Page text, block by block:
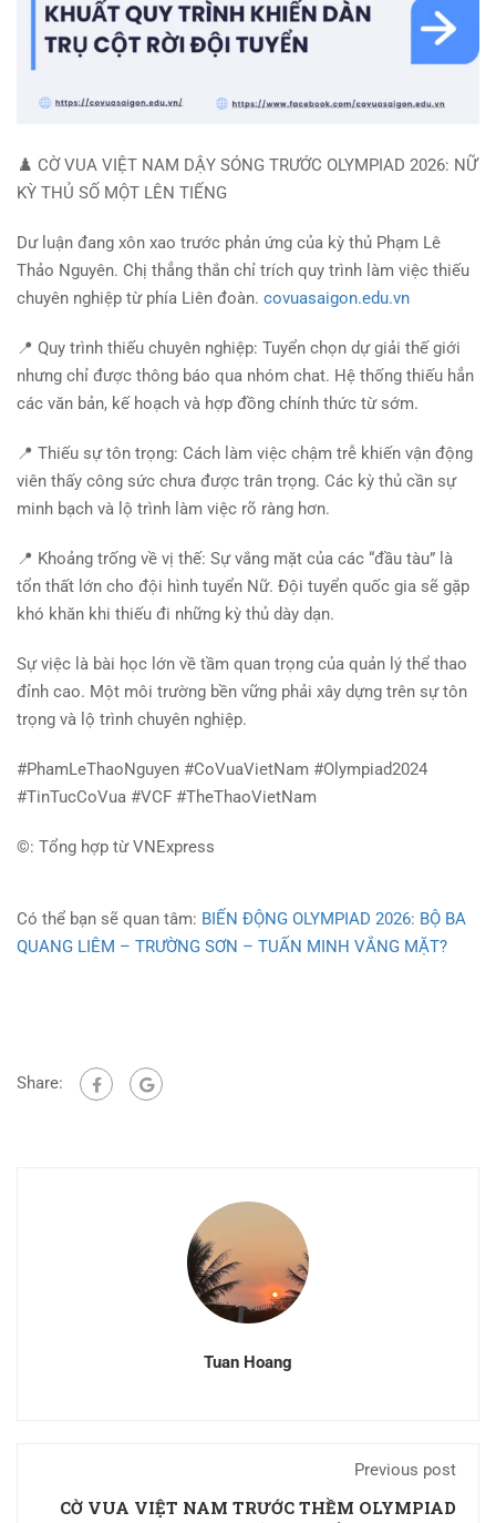
♟️ CỜ VUA VIỆT NAM DẬY SÓNG TRƯỚC OLYMPIAD 2026: NỮ
KỲ THỦ SỐ MỘT LÊN TIẾNG
Dư luận đang xôn xao trước phản ứng của kỳ thủ Phạm Lê
Thảo Nguyên. Chị thẳng thắn chỉ trích quy trình làm việc thiếu
chuyên nghiệp từ phía Liên đoàn. covuasaigon.edu.vn
📍 Quy trình thiếu chuyên nghiệp: Tuyển chọn dự giải thế giới
nhưng chỉ được thông báo qua nhóm chat. Hệ thống thiếu hẳn
các văn bản, kế hoạch và hợp đồng chính thức từ sớm.
📍 Thiếu sự tôn trọng: Cách làm việc chậm trễ khiến vận động
viên thấy công sức chưa được trân trọng. Các kỳ thủ cần sự
minh bạch và lộ trình làm việc rõ ràng hơn.
📍 Khoảng trống về vị thế: Sự vắng mặt của các “đầu tàu” là
tổn thất lớn cho đội hình tuyển Nữ. Đội tuyển quốc gia sẽ gặp
khó khăn khi thiếu đi những kỳ thủ dày dạn.
Sự việc là bài học lớn về tầm quan trọng của quản lý thể thao
đỉnh cao. Một môi trường bền vững phải xây dựng trên sự tôn
trọng và lộ trình chuyên nghiệp.
#PhamLeThaoNguyen #CoVuaVietNam #Olympiad2024
#TinTucCoVua #VCF #TheThaoVietNam
©️: Tổng hợp từ VNExpress
Có thể bạn sẽ quan tâm: BIẾN ĐỘNG OLYMPIAD 2026: BỘ BA
QUANG LIÊM – TRƯỜNG SƠN – TUẤN MINH VẮNG MẶT?
Share:
Tuan Hoang
Previous post
CỜ VUA VIỆT NAM TRƯỚC THỀM OLYMPIAD